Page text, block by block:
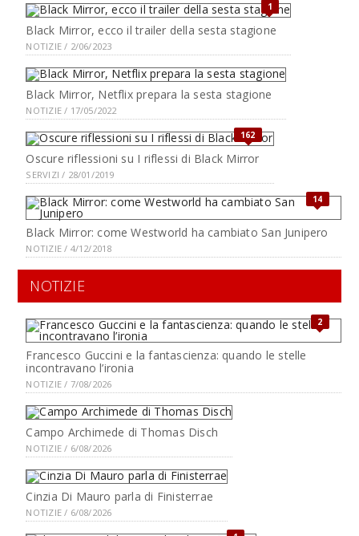
1
Black Mirror, ecco il trailer della sesta stagione
NOTIZIE / 2/06/2023
Black Mirror, Netflix prepara la sesta stagione
NOTIZIE / 17/05/2022
162
Oscure riflessioni su I riflessi di Black Mirror
SERVIZI / 28/01/2019
14
Black Mirror: come Westworld ha cambiato San Junipero
NOTIZIE / 4/12/2018
NOTIZIE
2
Francesco Guccini e la fantascienza: quando le stelle
incontravano l’ironia
NOTIZIE / 7/08/2026
Campo Archimede di Thomas Disch
NOTIZIE / 6/08/2026
Cinzia Di Mauro parla di Finisterrae
NOTIZIE / 6/08/2026